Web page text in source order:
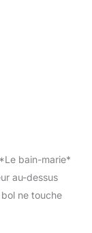
bain-marie*
au-dessus
bol ne touche